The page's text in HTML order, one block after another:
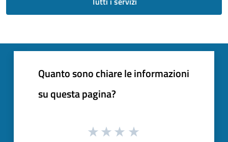
Quanto sono chiare le informazioni
su questa pagina?